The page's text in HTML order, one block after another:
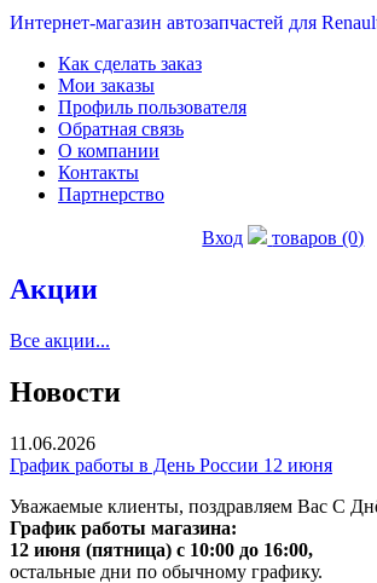
Интернет-магазин автозапчастей для
Как сделать заказ
Мои заказы
Профиль пользователя
Обратная связь
О компании
Контакты
Партнерство
Вход товаров (0)
Акции
Все акции...
Новости
11.06.2026
График работы в День России 12 июня
Уважаемые клиенты, поздравляем Вас С
График работы магазина:
12 июня (пятница) с 10:00 до 16:00,
остальные дни по обычному графику.